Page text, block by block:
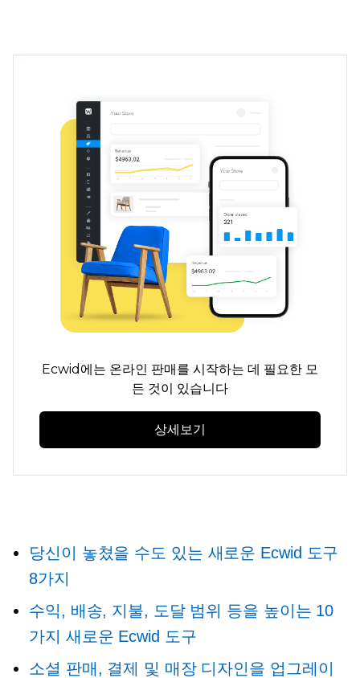
Ecwid에는 온라인 판매를 시작하는 데 필요한 모
든 것이 있습니다
상세보기
당신이 놓쳤을 수도 있는 새로운 Ecwid 도구
8가지
수익, 배송, 지불, 도달 범위 등을 높이는 10
가지 새로운 Ecwid 도구
소셜 판매, 결제 및 매장 디자인을 업그레이